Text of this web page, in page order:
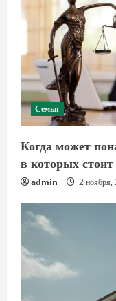
Семья
Когда может
в которых
admin 2